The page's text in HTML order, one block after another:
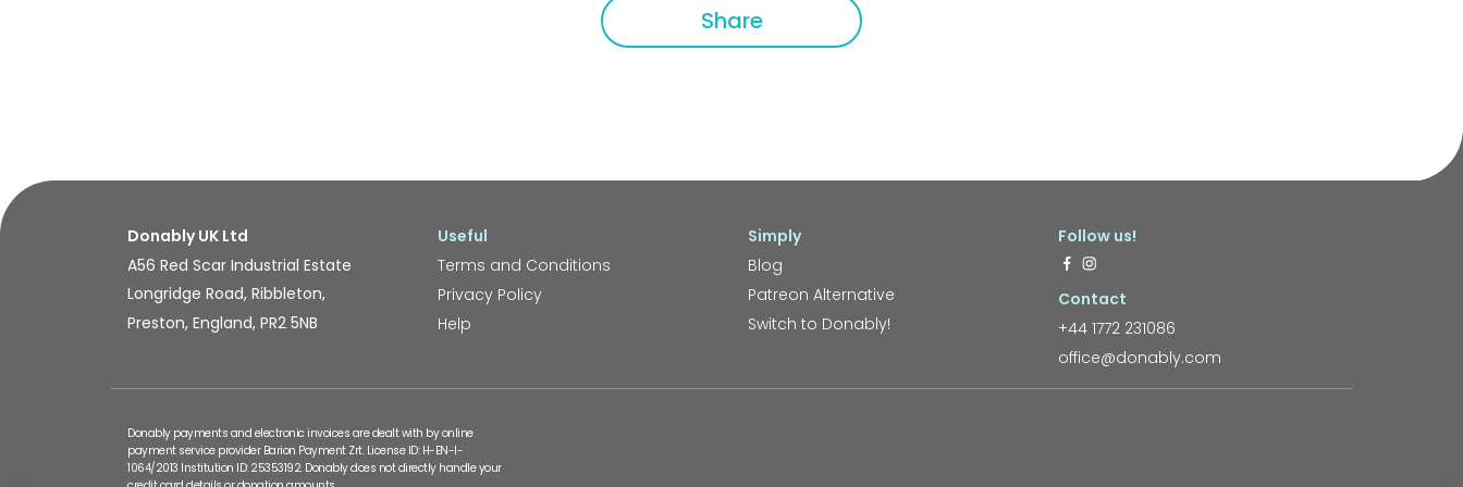
Share
Donably UK Ltd
A56 Red Scar Industrial Estate
Longridge Road, Ribbleton,
Preston, England, PR2 5NB
Useful
Terms and Conditions
Privacy Policy
Help
Simply
Blog
Patreon Alternative
Switch to Donably!
Follow us!
Contact
+44 1772 231086
office@donably.com
Donably payments and electronic invoices are dealt with by online
payment service provider Barion Payment Zrt. License ID: H-EN-I-
1064/2013 Institution ID: 25353192. Donably does not directly handle your